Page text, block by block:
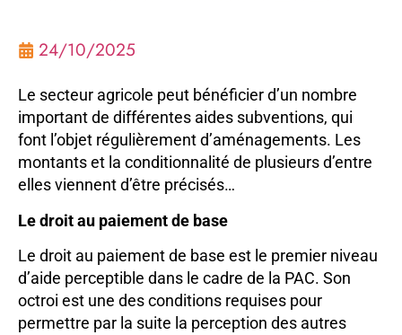
24/10/2025
Le secteur agricole peut bénéficier d’un nombre
important de différentes aides subventions, qui
font l’objet régulièrement d’aménagements. Les
montants et la conditionnalité de plusieurs d’entre
elles viennent d’être précisés…
Le droit au paiement de base
Le droit au paiement de base est le premier niveau
d’aide perceptible dans le cadre de la PAC. Son
octroi est une des conditions requises pour
permettre par la suite la perception des autres